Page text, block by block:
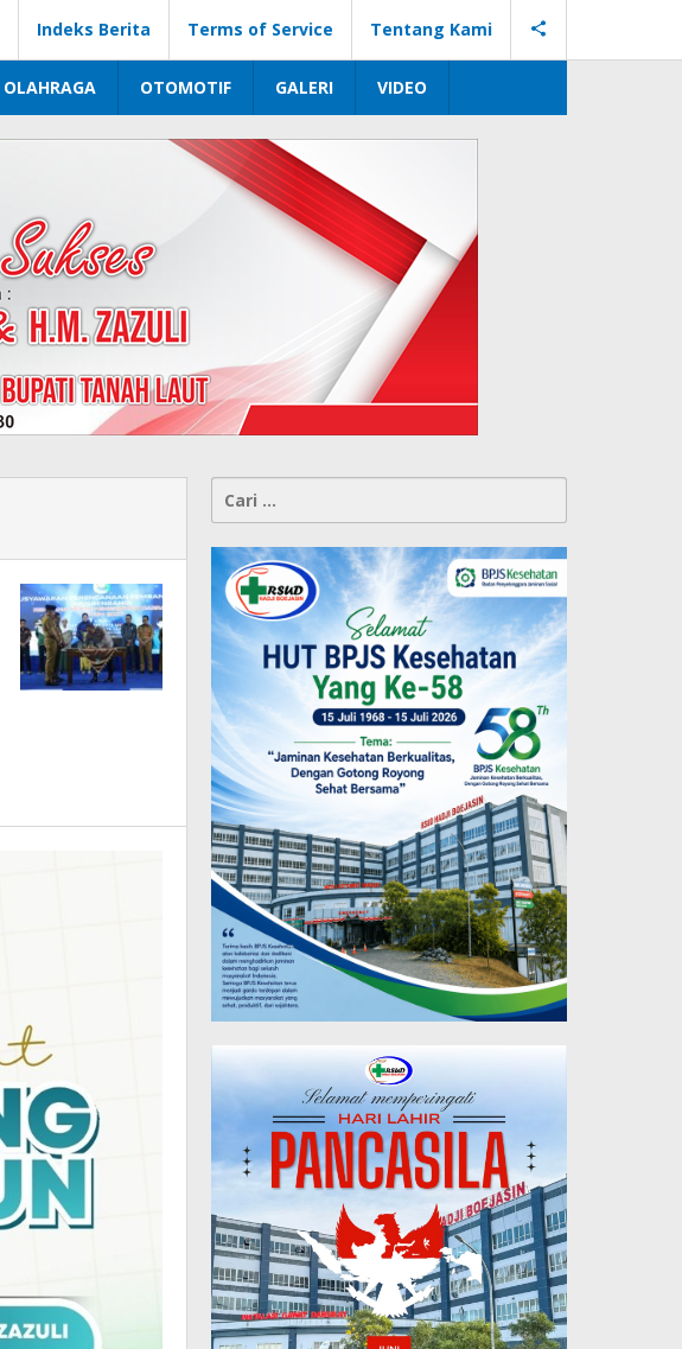
Indeks Berita Terms of Service Tentang Kami
OLAHRAGA OTOMOTIF GALERI VIDEO
Cari
untuk: